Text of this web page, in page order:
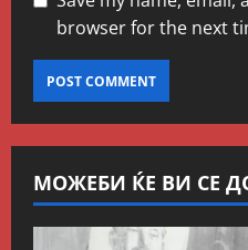
browser for the next
МОЖЕБИ ЌЕ ВИ СЕ